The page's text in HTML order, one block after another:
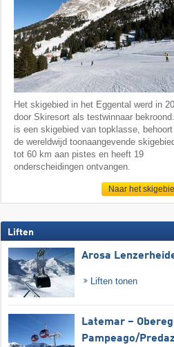
Het skigebied in het Eggental werd in
door Skiresort als testwinnaar
is een skigebied van topklasse,
de wereldwijd toonaangevende
tot 60 km aan pistes en heeft 19
onderscheidingen ontvangen.
Naar het
Liften
Arosa
Liften tonen
Latemar –
Pampeago/​